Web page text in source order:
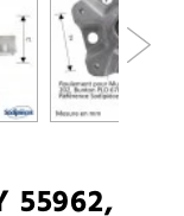
55962,